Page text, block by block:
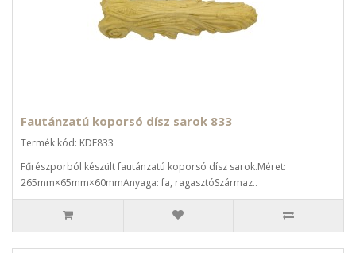
Fautánzatú koporsó dísz sarok 833
Termék kód: KDF833
Fűrészporból készült fautánzatú koporsó dísz sarok.Méret:
265mm×65mm×60mmAnyaga: fa, ragasztóSzármaz..